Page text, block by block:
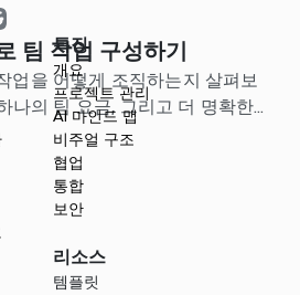
팀 작업 구성하기
업을 어떻게 조직하는지 살펴보
나의 팀 요금, 그리고 더 명확한
특징
개요
프로젝트 관리
AI 마인드 맵
비주얼 구조
협업
통합
보안
리소스
템플릿